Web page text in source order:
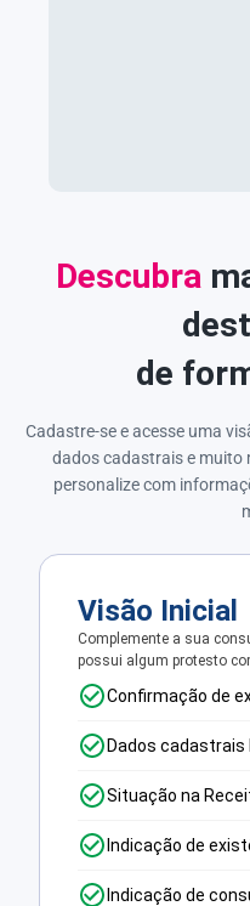
Descubra
de
Cadastre-se e acesse uma
dados cadastrais e muito
personalize com
Visão Inicial
Complemente a sua
possui algum protesto
Confirmação de
Dados cadastrais
Situação na
Indicação de
Indicação de